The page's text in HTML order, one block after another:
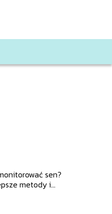
sen?
metody i